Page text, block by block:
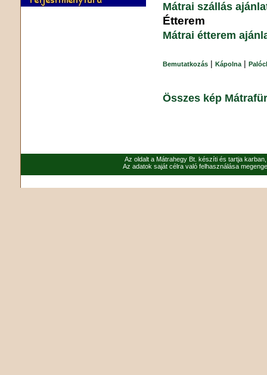
Mátrai szállás
Étterem
Mátrai étterem
Bemutatkozás | Kápolna|
Összes kép
Az oldalt a Mátrahegy Bt. készíti és tartja
Az adatok saját célra való felhasználása